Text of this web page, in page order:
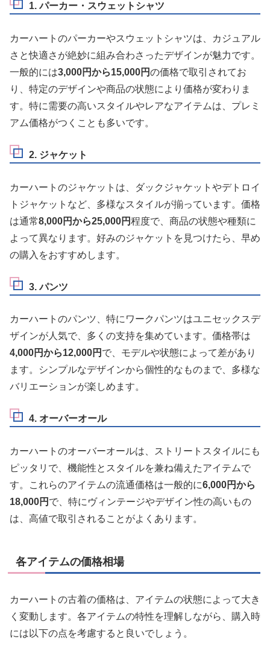
1. パーカー・スウェットシャツ
カーハートのパーカーやスウェットシャツは、カジュアル
さと快適さが絶妙に組み合わさったデザインが魅力です。
一般的には3,000円から15,000円の価格で取引されてお
り、特定のデザインや商品の状態により価格が変わりま
す。特に需要の高いスタイルやレアなアイテムは、プレミ
アム価格がつくことも多いです。
2. ジャケット
カーハートのジャケットは、ダックジャケットやデトロイ
トジャケットなど、多様なスタイルが揃っています。価格
は通常8,000円から25,000円程度で、商品の状態や種類に
よって異なります。好みのジャケットを見つけたら、早め
の購入をおすすめします。
3. パンツ
カーハートのパンツ、特にワークパンツはユニセックスデ
ザインが人気で、多くの支持を集めています。価格帯は
4,000円から12,000円 で、モデルや状態によって差があり
ます。シンプルなデザインから個性的なものまで、多様な
バリエーションが楽しめます。
4. オーバーオール
カーハートのオーバーオールは、ストリートスタイルにも
ピッタリで、機能性とスタイルを兼ね備えたアイテムで
す。これらのアイテムの流通価格は一般的に6,000円から
18,000円 で、特にヴィンテージやデザイン性の高いもの
は、高値で取引されることがよくあります。
各アイテムの価格相場
カーハートの古着の価格は、アイテムの状態によって大き
く変動します。各アイテムの特性を理解しながら、購入時
には以下の点を考慮すると良いでしょう。